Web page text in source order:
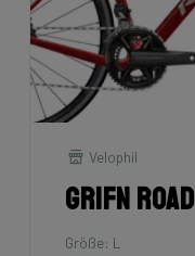
Velophil
Grifn Road
Größe: L